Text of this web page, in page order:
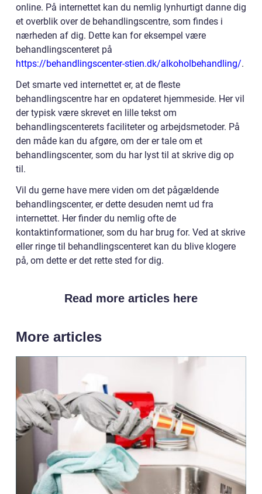
online. På internettet kan du nemlig lynhurtigt danne dig
et overblik over de behandlingscentre, som findes i
nærheden af dig. Dette kan for eksempel være
behandlingscenteret på
https://behandlingscenter-stien.dk/alkoholbehandling/.
Det smarte ved internettet er, at de fleste
behandlingscentre har en opdateret hjemmeside. Her vil
der typisk være skrevet en lille tekst om
behandlingscenterets faciliteter og arbejdsmetoder. På
den måde kan du afgøre, om der er tale om et
behandlingscenter, som du har lyst til at skrive dig op
til.
Vil du gerne have mere viden om det pågældende
behandlingscenter, er dette desuden nemt ud fra
internettet. Her finder du nemlig ofte de
kontaktinformationer, som du har brug for. Ved at skrive
eller ringe til behandlingscenteret kan du blive klogere
på, om dette er det rette sted for dig.
Read more articles here
More articles